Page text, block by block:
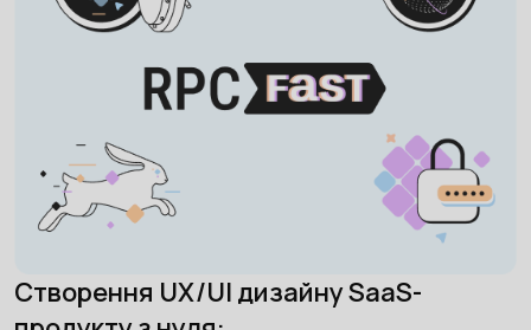
Створення UX/UI дизайну SaaS-